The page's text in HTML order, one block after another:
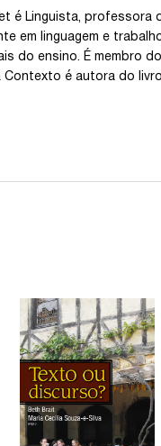
é Linguista, professora
em linguagem e
do ensino. É membro
Contexto é autora do